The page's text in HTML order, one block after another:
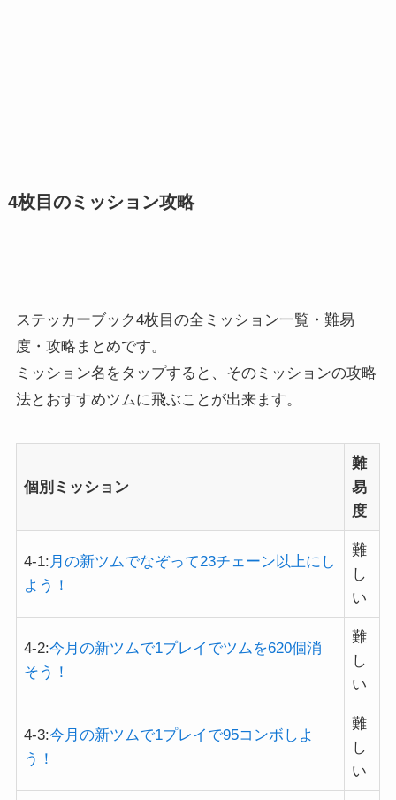
4枚目のミッション攻略
ステッカーブック4枚目の全ミッション一覧・難易
度・攻略まとめです。
ミッション名をタップすると、そのミッションの攻略
法とおすすめツムに飛ぶことが出来ます。
個別ミッション
難
易
度
4-1: 月の新ツムでなぞって23チェーン以上にし
よう！
難
し
い
4-2:今月の新ツムで1プレイでツムを620個消
そう！
難
し
い
4-3:今月の新ツムで1プレイで95コンボしよ
う！
難
し
い